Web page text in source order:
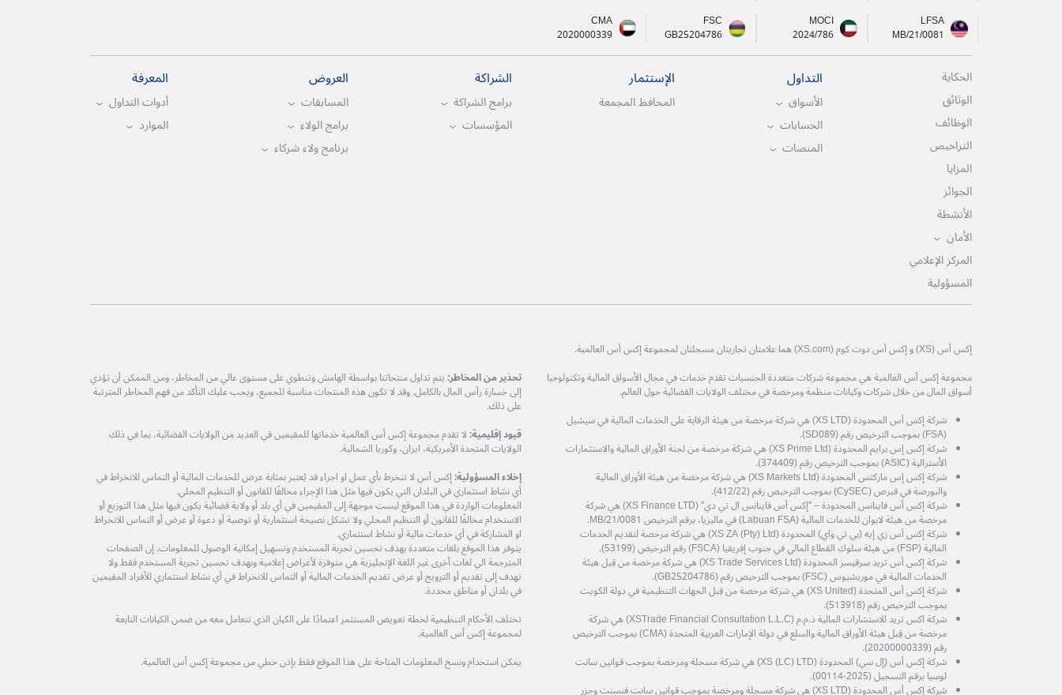
LFSA
MB/21/0081
MOCI
2024/786
FSC
GB25204786
CMA
2020000339
الحكاية
الوثائق
الوظائف
التراخيص
المزايا
الجوائز
الأنشطة
الأمان
المركز الإعلامي
المسؤولية
التداول
الأسواق
الحسابات
المنصات
الإستثمار
المحافظ المجمعة
الشراكة
برامج الشراكة
المؤسسات
العروض
المسابقات
برامج الولاء
برنامج ولاء شركاء
المعرفة
أدوات التداول
الموارد
إكس أس (XS) و إكس أس دوت كوم (XS.com) هما علامتان تجاريتان مسجلتان لمجموعة إكس أس العالمية.
مجموعة إكس أس العالمية هي مجموعة شركات متعددة الجنسيات تقدم خدمات في مجال الأسواق المالية وتكنولوجيا
أسواق المال من خلال شركات وكيانات منظمة ومرخصة في مختلف الولايات القضائية حول العالم.
شركة إكس أس المحدودة (XS LTD) هي شركة مرخصة من هيئة الرقابة على الخدمات المالية في سيشيل
(FSA) بموجب الترخيص رقم (SD089).
شركة إكس إس برايم المحدودة (XS Prime Ltd) هي شركة مرخصة من لجنة الأوراق المالية والاستثمارات
الأسترالية (ASIC) بموجب الترخيص رقم (374409).
شركة إكس إس ماركتس المحدودة (XS Markets Ltd) هي شركة مرخصة من هيئة الأوراق المالية
والبورصة في قبرص (CySEC) بموجب الترخيص رقم (412/22).
شركة إكس أس فاينانس المحدودة – "إكس أس فاينانس ال تي دي" (XS Finance LTD) هي شركة
مرخصة من هيئة لابوان للخدمات المالية (Labuan FSA) في ماليزيا، برقم الترخيص MB/21/0081.
شركة إكس أس زي إيه (بي تي واي) المحدودة (XS ZA (Pty) Ltd) هي شركة مرخصة لتقديم الخدمات
المالية (FSP) من هيئة سلوك القطاع المالي في جنوب إفريقيا (FSCA) رقم الترخيص (53199).
شركة إكس أس تريد سرفيسز المحدودة (XS Trade Services Ltd) هي شركة مرخصة من قِبل هيئة
الخدمات المالية في موريشيوس (FSC) بموجب الترخيص رقم (GB25204786).
شركة إكس أس المتحدة (XS United) هي شركة مرخصة من قِبل الجهات التنظيمية في دولة الكويت
بموجب الترخيص رقم (513918).
شركة اكس تريد للاستشارات المالية ذ.م.م (XSTrade Financial Consultation L.L.C) هي شركة
مرخصة من قِبل هيئة الأوراق المالية والسلع في دولة الإمارات العربية المتحدة (CMA) بموجب الترخيص
رقم (20200000339).
شركة إكس أس (إل سي) المحدودة (XS (LC) LTD) هي شركة مسجلة ومرخصة بموجب قوانين سانت
لوسيا برقم التسجيل (2025-00114).
شركة إكس أس المحدودة (XS LTD) هي شركة مسجلة ومرخصة بموجب قوانين سانت فنسنت وجزر
تحذير من المخاطر: يتم تداول منتجاتنا بواسطة الهامش وتنطوي على مستوى عالي من المخاطر، ومن الممكن أن تؤدي
إلى خسارة رأس المال بالكامل. وقد لا تكون هذه المنتجات مناسبة للجميع، ويجب عليك التأكد من فهم المخاطر المترتبة
على ذلك.
قيود إقليمية: لا تقدم مجموعة إكس أس العالمية خدماتها للمقيمين في العديد من الولايات القضائية، بما في ذلك
الولايات المتحدة الأمريكية، ايران، وكوريا الشمالية.
إخلاء المسؤولية:إكس أس لا تنخرط بأي عمل او اجراء قد يُعتبر بمثابة عرض للخدمات المالية أو التماس للانخراط في
أي نشاط استثماري في البلدان التي يكون فيها مثل هذا الإجراء مخالفًا للقانون أو التنظيم المحلي.
المعلومات الواردة في هذا الموقع ليست موجهة إلى المقيمين في أي بلد أو ولاية قضائية يكون فيها مثل هذا التوزيع أو
الاستخدام مخالفًا للقانون أو التنظيم المحلي ولا تشكل نصيحة استثمارية أو توصية أو دعوة أو عرض أو التماس للانخراط
او المشاركة في أي خدمات مالية أو نشاط استثماري.
يتوفر هذا الموقع بلغات متعددة بهدف تحسين تجربة المستخدم وتسهيل إمكانية الوصول للمعلومات. إن الصفحات
المترجمة الي لغات أخرى غير اللغة الإنجليزية هي متوفرة لأغراض إعلامية وبهدف تحسين تجربة المستخدم فقط ولا
تهدف إلى تقديم أو الترويج أو عرض تقديم الخدمات المالية أو التماس للانخراط في أي نشاط استثماري للأفراد المقيمين
في بلدان أو مناطق محددة.
تختلف الأحكام التنظيمية لخطة تعويض المستثمر اعتمادًا على الكيان الذي تتعامل معه من ضمن الكيانات التابعة
لمجموعة إكس أس العالمية.
يمكن استخدام ونسخ المعلومات المتاحة على هذا الموقع فقط بإذن خطي من مجموعة إكس أس العالمية.